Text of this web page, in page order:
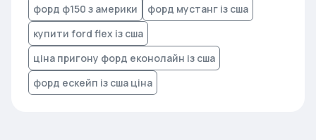
форд ф150 з америки
форд мустанг із сша
купити ford flex із сша
ціна пригону форд еконолайн із сша
форд ескейп із сша ціна